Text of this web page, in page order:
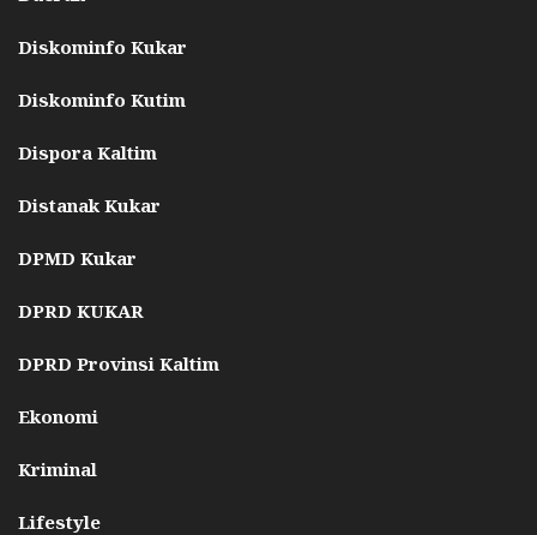
Diskominfo Kukar
Diskominfo Kutim
Dispora Kaltim
Distanak Kukar
DPMD Kukar
DPRD KUKAR
DPRD Provinsi Kaltim
Ekonomi
Kriminal
Lifestyle